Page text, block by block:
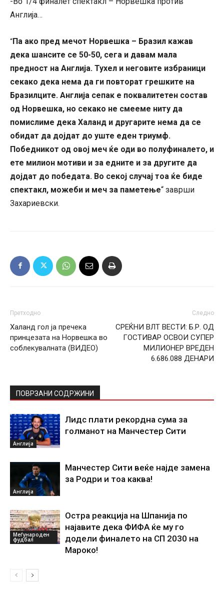
Англија…
“Па ако пред мечот Норвешка – Бразил кажав
дека шансите се 50-50, сега и давам мала
предност на Англија. Тухел и неговите избраници
секако дека нема да ги повторат грешките на
Бразилците. Англија сепак е поквалитетен состав
од Норвешка, но секако не смееме ниту да
помислиме дека Халанд и другарите нема да се
обидат да дојдат до уште еден триумф.
Победникот од овој меч ќе оди во полуфиналето, и
ете милион мотиви и за едните и за другите да
дојдат до победата. Во секој случај тоа ќе биде
спектакл, можеби и меч за паметење“ заврши
Захариевски.
Претходно
Халанд гол ја пречека
принцезата на Норвешка во
соблекувалната (ВИДЕО)
Следно
СРЕЌНИ ВЛТ ВЕСТИ: Б.Р. ОД
ГОСТИВАР ОСВОИ СУПЕР
МИЛИОНЕР ВРЕДЕН
6.686.088 ДЕНАРИ
ПОВРЗАНИ СОДРЖИНИ
Англија
Лидс плати рекордна сума за
голманот на Манчестер Сити
Англија
Манчестер Сити веќе најде замена
за Родри и тоа каква!
Меѓународен
фудбал
Остра реакција на Шпанија по
најавите дека ФИФА ќе му го
додели финалето на СП 2030 на
Мароко!